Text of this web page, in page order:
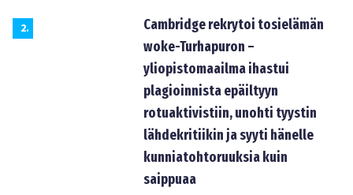
2.
Cambridge rekrytoi tosielämän
woke-Turhapuron –
yliopistomaailma ihastui
plagioinnista epäiltyyn
rotuaktivistiin, unohti tyystin
lähdekritiikin ja syyti hänelle
kunniatohtoruuksia kuin
saippuaa